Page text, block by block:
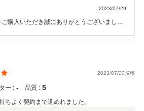
2023/07/29
購入いただき誠にありがとうございまし
も丁寧に対応させていただきますので今後
。
2023/07/20投稿
ー : ‐ 品質 : 5
ちよく契約まで進めれました。